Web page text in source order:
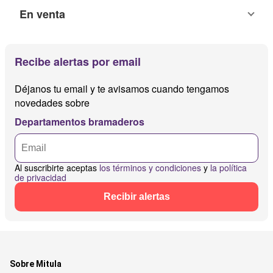
En venta
Recibe alertas por email
Déjanos tu email y te avisamos cuando tengamos
novedades sobre
Departamentos bramaderos
Al suscribirte aceptas los términos y condiciones y la política
de privacidad
Recibir alertas
Sobre Mitula